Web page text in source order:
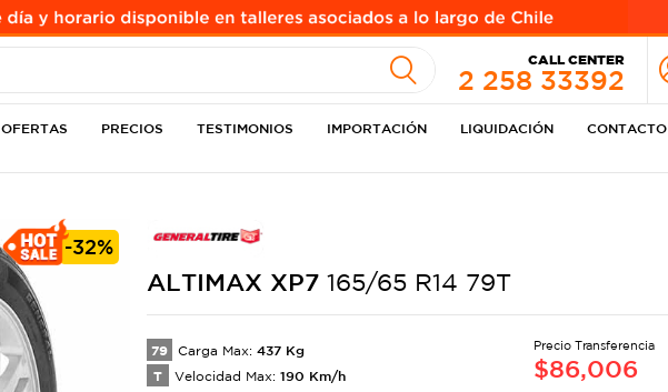
CALL CENTER
2 258 33392
OFERTAS PRECIOS TESTIMONIOS IMPORTACIÓN LIQUIDACIÓN CONTACTO
-32%
ALTIMAX XP7 165/65 R14 79T
79 Carga Max: 437 Kg
T Velocidad Max: 190 Km/h
Precio Transferencia
$86,006